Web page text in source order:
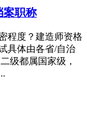
案职称
程度？建造师资格
具体由各省/自治
级都属国家级，